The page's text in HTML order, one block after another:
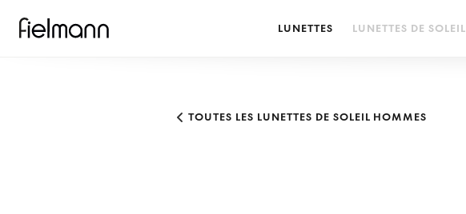
LUNETTES LUNETTES DE SOLEIL
TOUTES LES LUNETTES DE SOLEIL HOMMES